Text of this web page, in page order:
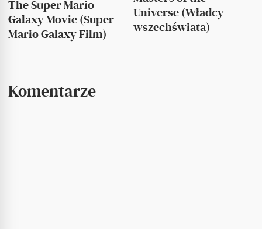
The Super Mario
Galaxy Movie (Super
Mario Galaxy Film)
Universe (Władcy
wszechświata)
Komentarze